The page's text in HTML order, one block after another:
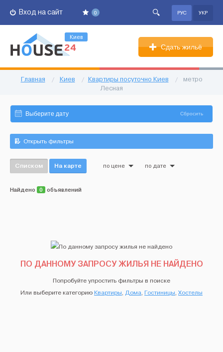
0
Вход на сайт РУС УКР
Киев
Сдать жильё
Главная / Киев / Квартиры посуточно Киев /
метро
Лесная
Сбросить
Открыть фильтры
Списком На карте по цене по дате
Найдено 0 объявлений
ПО ДАННОМУ ЗАПРОСУ ЖИЛЬЯ НЕ НАЙДЕНО
Попробуйте упростить фильтры в поиске
Или выберите категориюКвартиры, Дома, Гостиницы, Хостелы